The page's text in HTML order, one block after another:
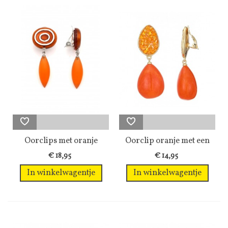
Oorclips met oranje
hanger en...
€ 18,95
In winkelwagentje
Oorclip oranje met een
druppel...
€ 14,95
In winkelwagentje